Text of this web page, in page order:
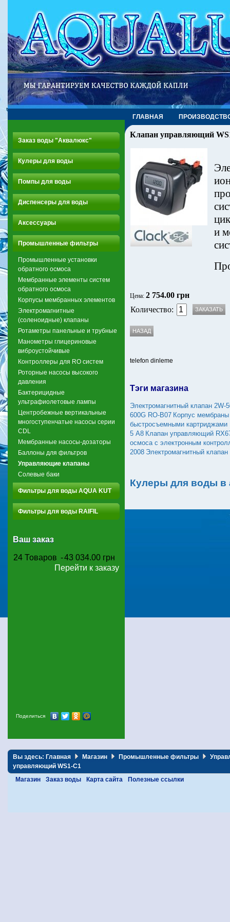
ГЛАВНАЯ
Заказ воды "Аквалюкс"
Кулеры для воды
Помпы для воды
Диспенсеры для воды
Аксессуары
Промышленные фильтры
Промышленные установки
обратного осмоса
Мембранные элементы систем
обратного осмоса
Корпусы мембранных элементов
Электромагнитные
(соленоидные) клапаны
Ротаметры панельные и трубные
Манометры глицериновые
виброустойчивые
Контроллеры для RO систем
Роторные насосы высокого
давления
Бактерицидные
ультрафиолетовые лампы
Центробежные вертикальные
многоступенчатые насосы серии
CDL
Мембранные насосы-дозаторы
Баллоны для фильтров
Управляющие клапаны
Солевые баки
Фильтры для воды AQUA KUT
Фильтры для воды RAIFIL
Ваш заказ
24 Товаров -43 034.00 грн
Перейти к заказу
Поделиться
Клапан управляющий
и
Цена: 2 754.00 грн
Количество:
telefon dinleme
Тэги магазина
Электромагнитный клапан 2W-
600G RO-B07 Корпус
быстросъемными картриджами
5 А8 Клапан управляющий
осмоса с электронным
2008 Электромагнитный клапан
Кулеры для воды в
Вы здесь: Главная Магазин Промышленные фильтры
управляющий WS1-C1
Магазин
Заказ воды Карта сайта Полезные ссылки